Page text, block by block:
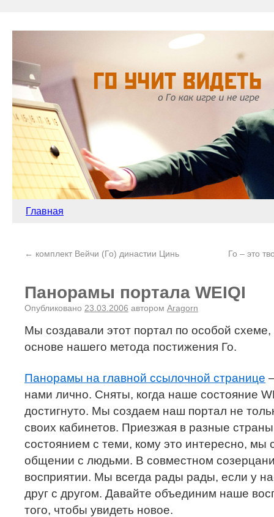
Главная
← комплект Вейчи (Го) династии Цинь Го – это
Панорамы портала WEIQI
Опубликовано 23.03.2006 автором Aragorn
Мы создавали этот портал по особой
основе нашего метода постижения Го.
Панорамы на главной ссылочной странице
нами лично. Сняты, когда наше состояние
достигнуто. Мы создаем наш портал не
своих кабинетов. Приезжая в разные
состоянием с теми, кому это интересно, мы
общении с людьми. В совместном
восприятии. Мы всегда рады рады, если у
друг с другом. Давайте объединим наше
того, чтобы увидеть новое.